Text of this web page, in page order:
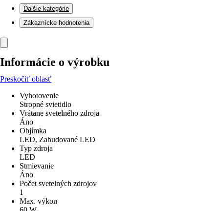
Ďalšie kategórie
Zákaznícke hodnotenia
Informácie o výrobku
Preskočiť oblasť
Vyhotovenie
Stropné svietidlo
Vrátane svetelného zdroja
Áno
Objímka
LED, Zabudované LED
Typ zdroja
LED
Stmievanie
Áno
Počet svetelných zdrojov
1
Max. výkon